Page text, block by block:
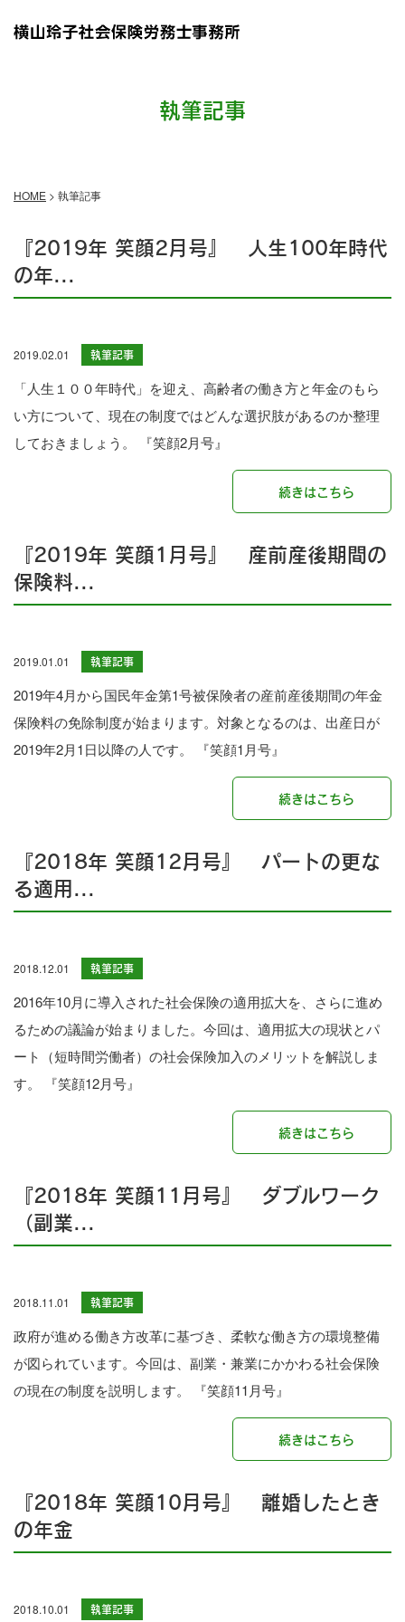
執筆記事
HOME > 執筆記事
『2019年 笑顔2月号』 人生100年時代
の年...
2019.02.01 執筆記事
「人生１００年時代」を迎え、高齢者の働き方と年金のもら
い方について、現在の制度ではどんな選択肢があるのか整理
しておきましょう。 『笑顔2月号』
続きはこちら
『2019年 笑顔1月号』 産前産後期間の
保険料...
2019.01.01 執筆記事
2019年4月から国民年金第1号被保険者の産前産後期間の年金
保険料の免除制度が始まります。対象となるのは、出産日が
2019年2月1日以降の人です。 『笑顔1月号』
続きはこちら
『2018年 笑顔12月号』 パートの更な
る適用...
2018.12.01 執筆記事
2016年10月に導入された社会保険の適用拡大を、さらに進め
るための議論が始まりました。今回は、適用拡大の現状とパ
ート（短時間労働者）の社会保険加入のメリットを解説しま
す。 『笑顔12月号』
続きはこちら
『2018年 笑顔11月号』 ダブルワーク
（副業...
2018.11.01 執筆記事
政府が進める働き方改革に基づき、柔軟な働き方の環境整備
が図られています。今回は、副業・兼業にかかわる社会保険
の現在の制度を説明します。 『笑顔11月号』
続きはこちら
『2018年 笑顔10月号』 離婚したとき
の年金
2018.10.01 執筆記事